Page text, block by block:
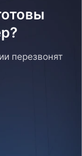
перезвонят